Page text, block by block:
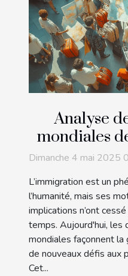
Analyse
mondiales
et impact
Dimanche 4 mai 2025
L’immigration est un
l’humanité, mais ses
implications n’ont
temps. Aujourd'hui, les
mondiales façonnent
de nouveaux défis aux
Cet...